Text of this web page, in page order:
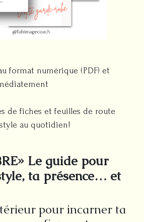
format numérique (PDF) et
de fiches et feuilles de route
au quotidien!
Le guide pour
ta présence… et
pour incarner ta